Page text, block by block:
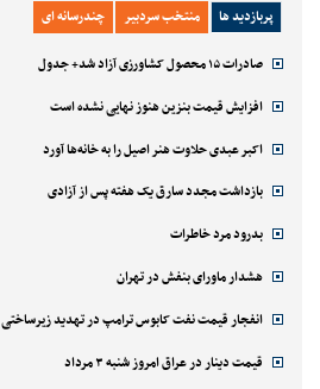
پربازدید ها منتخب سردبیر چندرسانه ای
صادرات ۱۵ محصول کشاورزی آزاد شد+ جدول
افزایش قیمت بنزین هنوز نهایی نشده است
اکبر عبدی حلاوت هنر اصیل را به خانه‌ها آورد
بازداشت مجدد سارق یک هفته پس از آزادی
بدرود مرد خاطرات
هشدار ماورای بنفش در تهران
انفجار قیمت نفت کابوس ترامپ در تهدید زیرساختی
قیمت دینار در عراق امروز شنبه ۳ مرداد